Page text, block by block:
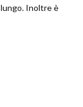
Inoltre è